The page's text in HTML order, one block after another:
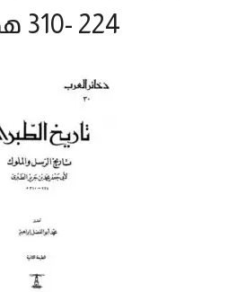
224 -310 هجرية